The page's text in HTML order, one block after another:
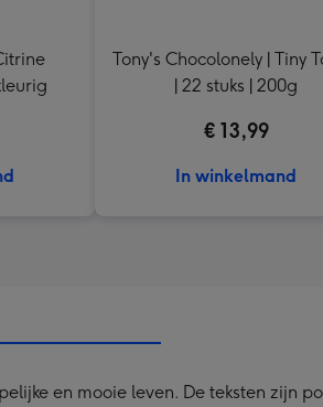
Tony's Chocolonely | Tiny
| 22 stuks | 200g
€ 13,99
In winkelmand
en mooie leven. De teksten zijn